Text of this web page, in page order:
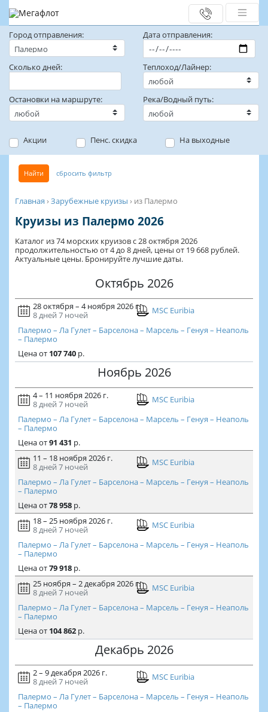
Город отправления: Дата отправления:
Сколько дней: Теплоход/Лайнер:
Остановки на маршруте: Река/Водный путь:
Акции Пенс. скидка На выходные
Найти сбросить фильтр
Главная ›Зарубежные круизы › из Палермо
Круизы из Палермо 2026
Каталог из 74 морских круизов с 28 октября 2026
продолжительностью от 4 до 8 дней, цены от 19 668 рублей.
Актуальные цены. Бронируйте лучшие даты.
Октябрь 2026
28 октября – 4 ноября 2026 г.
8 дней 7 ночей
MSC Euribia
Палермо – Ла Гулет – Барселона – Марсель – Генуя – Неаполь
– Палермо
Ценаот 107 740р.
Ноябрь 2026
4 – 11 ноября 2026 г.
8 дней 7 ночей
MSC Euribia
Палермо – Ла Гулет – Барселона – Марсель – Генуя – Неаполь
– Палермо
Ценаот91 431 р.
11 – 18 ноября 2026 г.
8 дней 7 ночей
MSC Euribia
Палермо – Ла Гулет – Барселона – Марсель – Генуя – Неаполь
– Палермо
Ценаот78 958р.
18 – 25 ноября 2026 г.
8 дней 7 ночей
MSC Euribia
Палермо – Ла Гулет – Барселона – Марсель – Генуя – Неаполь
– Палермо
Ценаот79 918р.
25 ноября – 2 декабря 2026 г.
8 дней 7 ночей
MSC Euribia
Палермо – Ла Гулет – Барселона – Марсель – Генуя – Неаполь
– Палермо
Ценаот 104 862р.
Декабрь 2026
2 – 9 декабря 2026 г.
8 дней 7 ночей
MSC Euribia
Палермо – Ла Гулет – Барселона – Марсель – Генуя – Неаполь
– Палермо